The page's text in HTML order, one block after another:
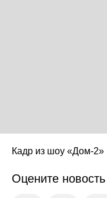
Кадр из шоу «Дом-2»
Оцените новость